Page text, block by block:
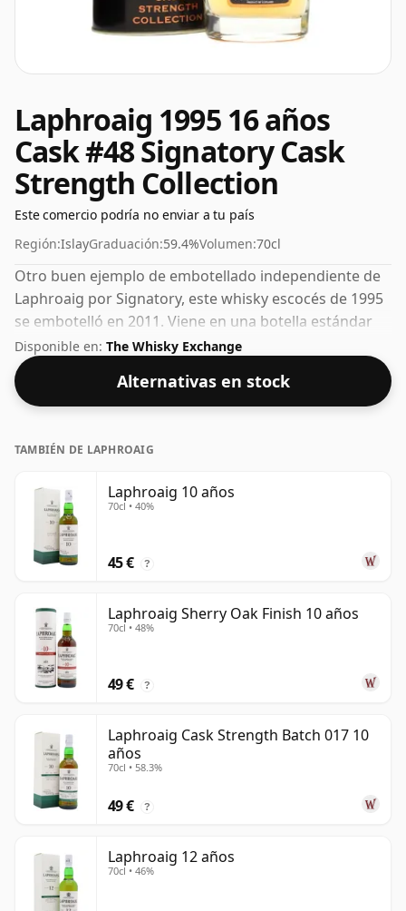
Laphroaig 1995 16 años
Cask #48 Signatory Cask
Strength Collection
Este comercio podría no enviar a tu país
Región:IslayGraduación:59.4%Volumen:70cl
Otro buen ejemplo de embotellado independiente de
Laphroaig por Signatory, este whisky escocés de 1995
se embotelló en 2011. Viene en una botella estándar
de 70 cl con una concentración no estándar del 59,4%.
Disponible en: The Whisky Exchange
Alternativas en stock
TAMBIÉN DE LAPHROAIG
Laphroaig 10 años
70cl • 40%
45 € ?
Laphroaig Sherry Oak Finish 10 años
70cl • 48%
49 € ?
Laphroaig Cask Strength Batch 017 10
años
70cl • 58.3%
49 € ?
Laphroaig 12 años
70cl • 46%